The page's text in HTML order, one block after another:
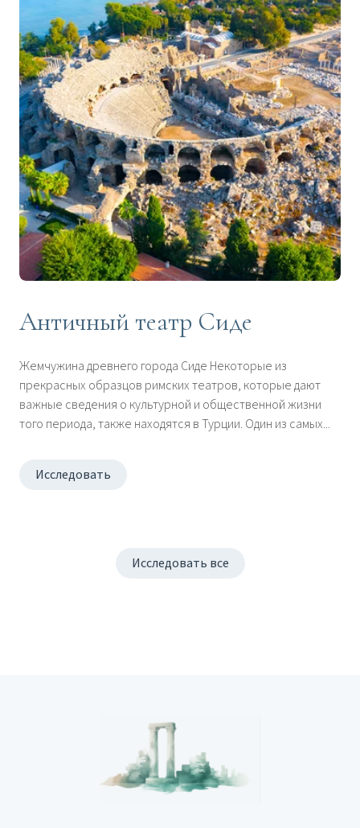
Античный театр Сиде
Жемчужина древнего города Сиде Некоторые из
прекрасных образцов римских театров, которые дают
важные сведения о культурной и общественной жизни
того периода, также находятся в Турции. Один из самых...
Исследовать
Исследовать все